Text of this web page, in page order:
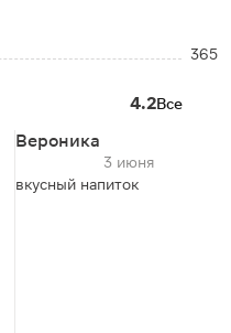
365
4.2Все
Вероника
3 июня
вкусный напиток